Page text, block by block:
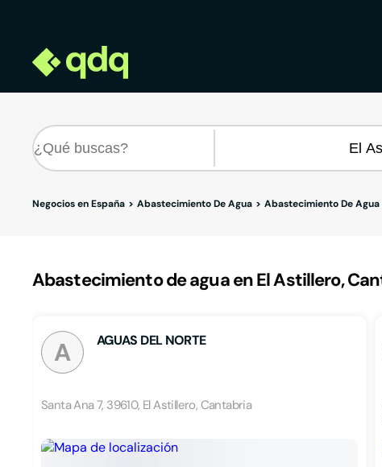
Negocios en España Abastecimiento De Agua Abastecimiento De
Abastecimiento de agua en El Astillero,
A AGUAS DEL NORTE
Santa Ana 7, 39610, El Astillero, Cantabria